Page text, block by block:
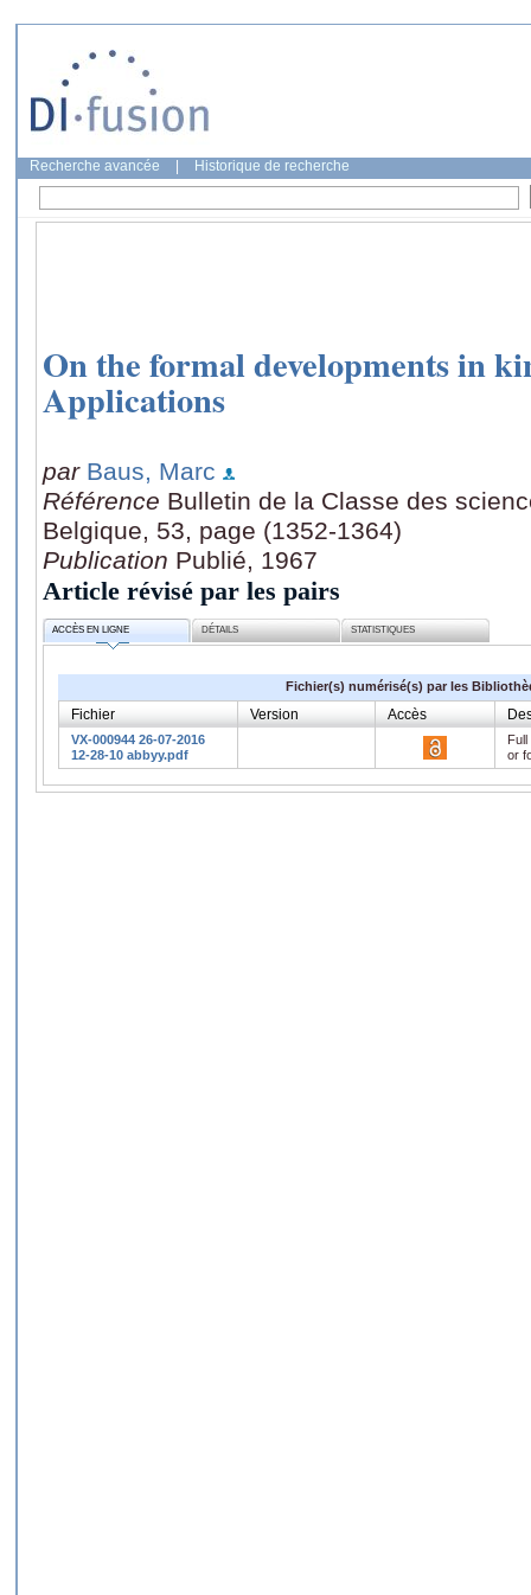
Recherche avancée Historique de recherche
On the formal developments in
Applications
par Baus, Marc
Référence Bulletin de la Classe des
Belgique, 53, page (1352-1364)
Publication Publié, 1967
Article révisé par les pairs
ACCÈS EN LIGNE DÉTAILS STATISTIQUES
Fichier(s) numérisé(s) par les
Fichier Version Accès
VX-000944 26-07-2016
12-28-10 abbyy.pdf
or